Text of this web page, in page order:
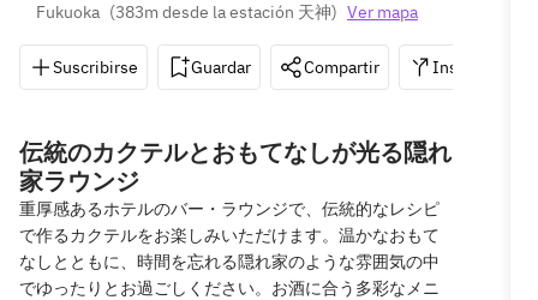
Fukuoka (383m desde la estación 天神) Ver mapa
Suscribirse Guardar Compartir Instrucciones
伝統のカクテルとおもてなしが光る隠れ
家ラウンジ
重厚感あるホテルのバー・ラウンジで、伝統的なレシピ
で作るカクテルをお楽しみいただけます。温かなおもて
なしとともに、時間を忘れる隠れ家のような雰囲気の中
でゆったりとお過ごしください。お酒に合う多彩なメニ